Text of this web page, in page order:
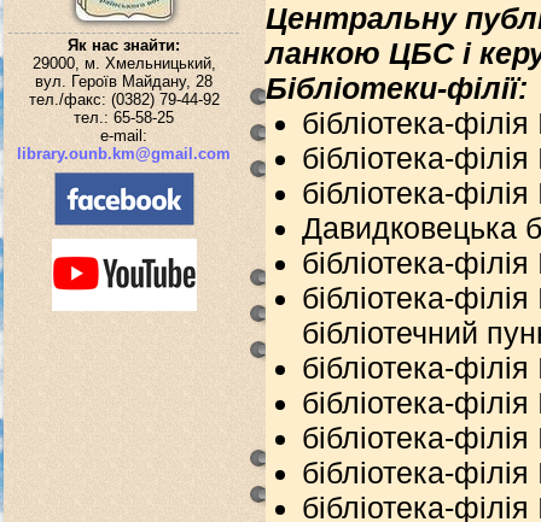
Як нас знайти:
29000, м. Хмельницький,
вул. Героїв Майдану, 28
тел./факс: (0382) 79-44-92
тел.: 65-58-25
e-mail:
library.ounb.km@gmail.com
Центральну
ланкою ЦБС і
Бібліотеки-філії:
бібліотека-
бібліотека-
бібліотека-
Давидковецька
бібліотека-
бібліотека-
бібліотечний
бібліотека-
бібліотека-
бібліотека-
бібліотека-
бібліотека-